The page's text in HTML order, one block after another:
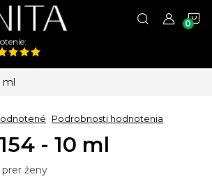
ml
Podrobnosti hodnotenia
- 10 ml
ženy